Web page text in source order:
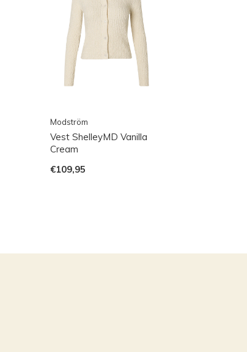
Modström
Vest ShelleyMD Vanilla
Cream
€109,95